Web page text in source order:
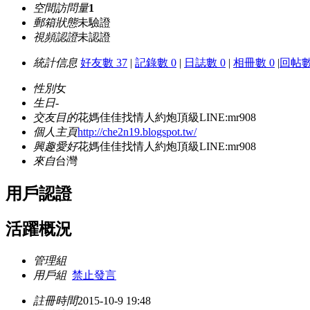
空間訪問量1
郵箱狀態未驗證
視頻認證未認證
統計信息 好友數 37 | 記錄數 0 | 日誌數 0 | 相冊數 0 |回帖
性別女
生日-
交友目的花媽佳佳找情人約炮頂級LINE:mr908
個人主頁http://che2n19.blogspot.tw/
興趣愛好花媽佳佳找情人約炮頂級LINE:mr908
來自台灣
用戶認證
活躍概況
管理組
用戶組 禁止發言
註冊時間2015-10-9 19:48